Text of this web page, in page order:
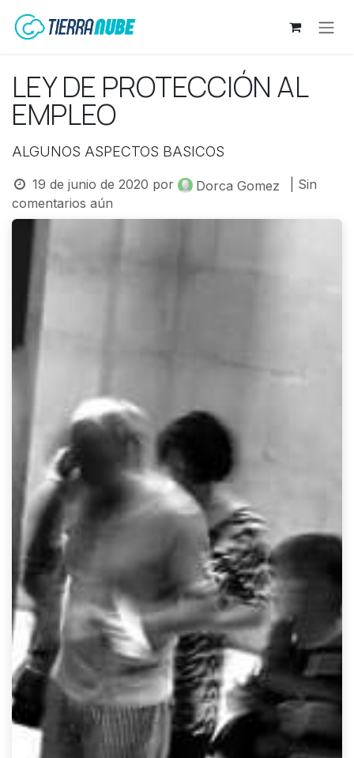
LEY DE PROTECCIÓN AL
EMPLEO
ALGUNOS ASPECTOS BASICOS
19 de junio de 2020 por Dorca Gomez
| Sin
comentarios aún